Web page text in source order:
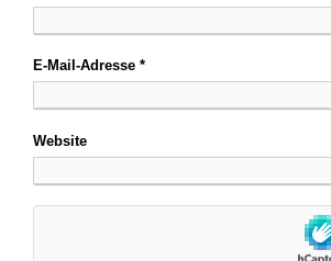
E-Mail-Adresse *
Website